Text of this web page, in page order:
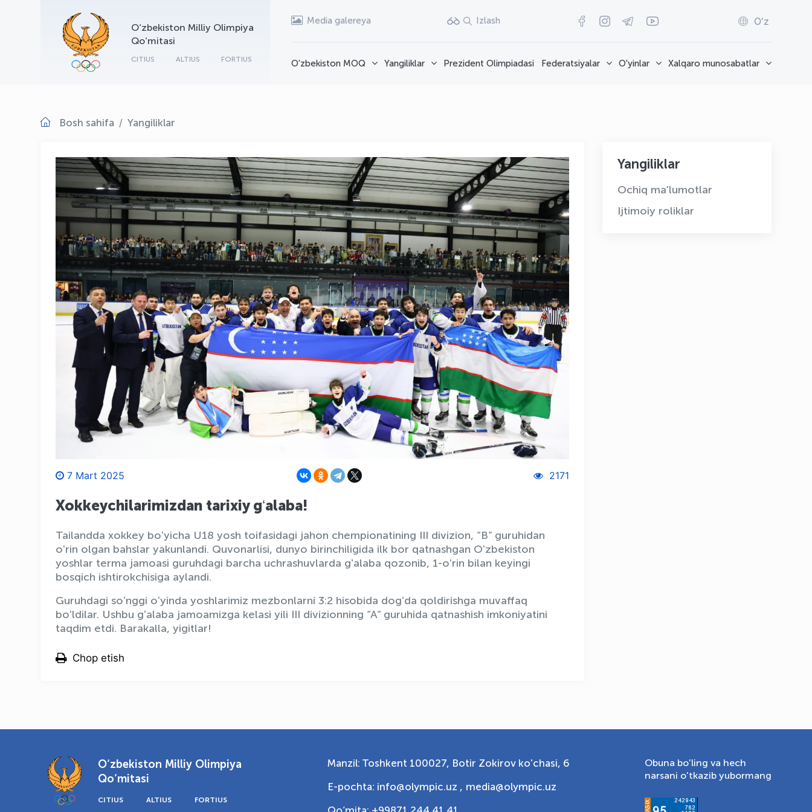
O‘zbekiston Milliy Olimpiya
Qo‘mitasi
CITIUS ALTIUS FORTIUS
Media galereya Izlash O'z
O'zbekiston MOQ Yangiliklar Prezident Olimpiadasi Federatsiyalar O'yinlar Xalqaro munosabatlar
Bosh sahifa Yangiliklar
7 Mart 2025 2171
Xokkeychilarimizdan tarixiy gʻalaba!
Tailandda xokkey boʻyicha U18 yosh toifasidagi jahon chempionatining III divizion, “B” guruhidan
oʻrin olgan bahslar yakunlandi. Quvonarlisi, dunyo birinchiligida ilk bor qatnashgan Oʻzbekiston
yoshlar terma jamoasi guruhdagi barcha uchrashuvlarda gʻalaba qozonib, 1-oʻrin bilan keyingi
bosqich ishtirokchisiga aylandi.
Guruhdagi soʻnggi oʻyinda yoshlarimiz mezbonlarni 3:2 hisobida dogʻda qoldirishga muvaffaq
boʻldilar. Ushbu gʻalaba jamoamizga kelasi yili III divizionning “A” guruhida qatnashish imkoniyatini
taqdim etdi. Barakalla, yigitlar!
Chop etish
Yangiliklar
Ochiq ma'lumotlar
Ijtimoiy roliklar
O‘zbekiston Milliy Olimpiya
Qo‘mitasi
CITIUS ALTIUS FORTIUS
Manzil: Toshkent 100027, Botir Zokirov ko'chasi, 6
E-pochta: info@olympic.uz , media@olympic.uz
Obuna bo'ling va hech
narsani o'tkazib yubormang